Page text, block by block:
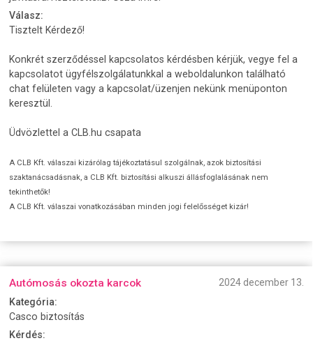
Válasz:
Tisztelt Kérdező!
Konkrét szerződéssel kapcsolatos kérdésben kérjük, vegye fel a
kapcsolatot ügyfélszolgálatunkkal a weboldalunkon található
chat felületen vagy a kapcsolat/üzenjen nekünk menüponton
keresztül.
Üdvözlettel a CLB.hu csapata
A CLB Kft. válaszai kizárólag tájékoztatásul szolgálnak, azok biztosítási
szaktanácsadásnak, a CLB Kft. biztosítási alkuszi állásfoglalásának nem
tekinthetők!
A CLB Kft. válaszai vonatkozásában minden jogi felelősséget kizár!
Autómosás okozta karcok
2024 december 13.
Kategória:
Casco biztosítás
Kérdés: